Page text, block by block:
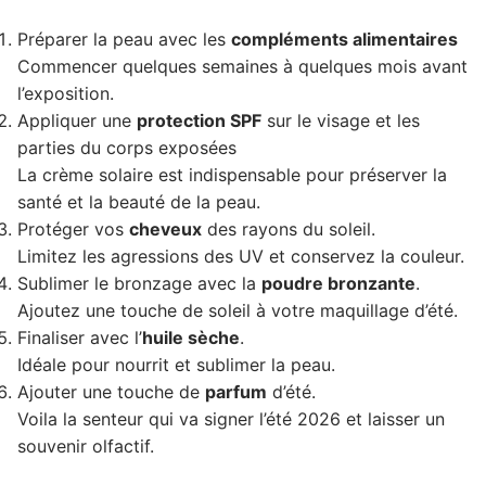
Préparer la peau avec les compléments alimentaires
Commencer quelques semaines à quelques mois avant
l’exposition.
Appliquer une protection SPF sur le visage et les
parties du corps exposées
La crème solaire est indispensable pour préserver la
santé et la beauté de la peau.
Protéger vos cheveux des rayons du soleil.
Limitez les agressions des UV et conservez la couleur.
Sublimer le bronzage avec la poudre bronzante.
Ajoutez une touche de soleil à votre maquillage d’été.
Finaliser avec l’huile sèche.
Idéale pour nourrit et sublimer la peau.
Ajouter une touche de parfum d’été.
Voila la senteur qui va signer l’été 2026 et laisser un
souvenir olfactif.